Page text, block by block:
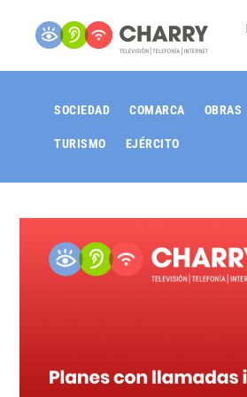
SOCIEDAD COMARCA OBRAS
TURISMO EJÉRCITO